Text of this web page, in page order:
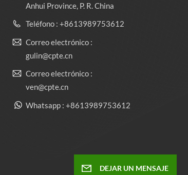
Anhui Province, P. R. China
Teléfono : +8613989753612
Correo electrónico :
gulin@cpte.cn
Correo electrónico :
ven@cpte.cn
Whatsapp : +8613989753612
DEJAR UN MENSAJE